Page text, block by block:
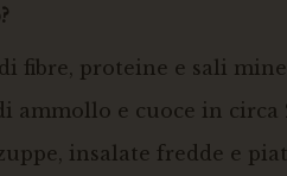
fibre, proteine e sali
ammollo e cuoce in
insalate fredde e